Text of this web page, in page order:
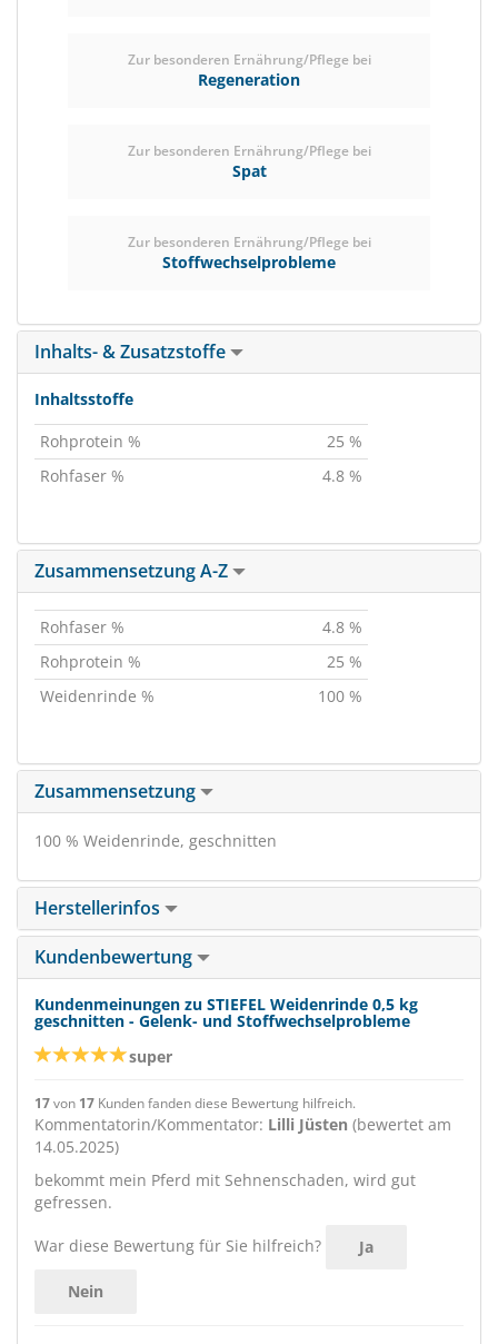
Zur besonderen Ernährung/Pflege bei
Regeneration
Zur besonderen Ernährung/Pflege bei
Spat
Zur besonderen Ernährung/Pflege bei
Stoffwechselprobleme
Inhalts- & Zusatzstoffe
Inhaltsstoffe
Rohprotein %
25 %
Rohfaser %
4.8 %
Zusammensetzung A-Z
Rohfaser %
4.8 %
Rohprotein %
25 %
Weidenrinde %
100 %
Zusammensetzung
100 % Weidenrinde, geschnitten
Herstellerinfos
Kundenbewertung
Kundenmeinungen zu STIEFEL Weidenrinde 0,5 kg
geschnitten - Gelenk- und Stoffwechselprobleme
super
17von 17 Kunden fanden diese Bewertung hilfreich.
Kommentatorin/Kommentator: Lilli Jüsten (bewertet am
14.05.2025)
bekommt mein Pferd mit Sehnenschaden, wird gut
gefressen.
War diese Bewertung für Sie hilfreich? Ja
Nein